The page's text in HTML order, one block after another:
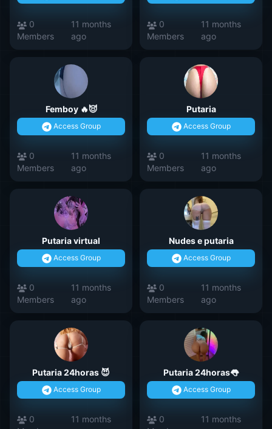
0
Members
11 months
ago
0
Members
11 months
ago
Femboy 🔥😈
Access Group
0
Members
11 months
ago
Putaria
Access Group
0
Members
11 months
ago
Putaria virtual
Access Group
0
Members
11 months
ago
Nudes e putaria
Access Group
0
Members
11 months
ago
Putaria 24horas 😈
Access Group
0
11 months
Putaria 24horas👅
Access Group
0
11 months